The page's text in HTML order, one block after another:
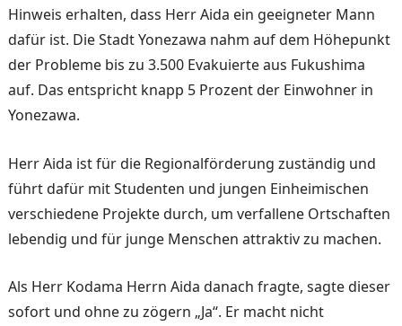
Hinweis erhalten, dass Herr Aida ein geeigneter Mann
dafür ist. Die Stadt Yonezawa nahm auf dem Höhepunkt
der Probleme bis zu 3.500 Evakuierte aus Fukushima
auf. Das entspricht knapp 5 Prozent der Einwoh­ner in
Yonezawa.
Herr Aida ist für die Regional­förderung zuständig und
führt dafür mit Studenten und jun­gen Einheimischen
verschie­dene Projekte durch, um ver­fallene Ortschaften
lebendig und für junge Menschen at­traktiv zu machen.
Als Herr Kodama Herrn Aida danach fragte, sagte dieser
so­fort und ohne zu zögern „Ja“. Er macht nicht